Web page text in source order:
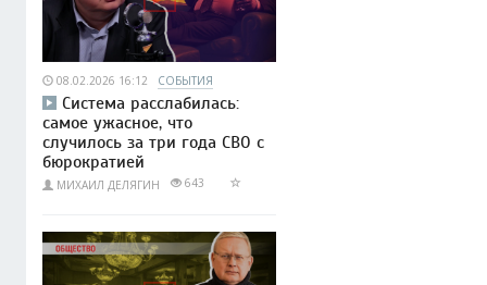
08.02.2026 16:12 СОБЫТИЯ
Система расслабилась:
самое ужасное, что
случилось за три года СВО с
бюрократией
МИХАИЛ ДЕЛЯГИН 643